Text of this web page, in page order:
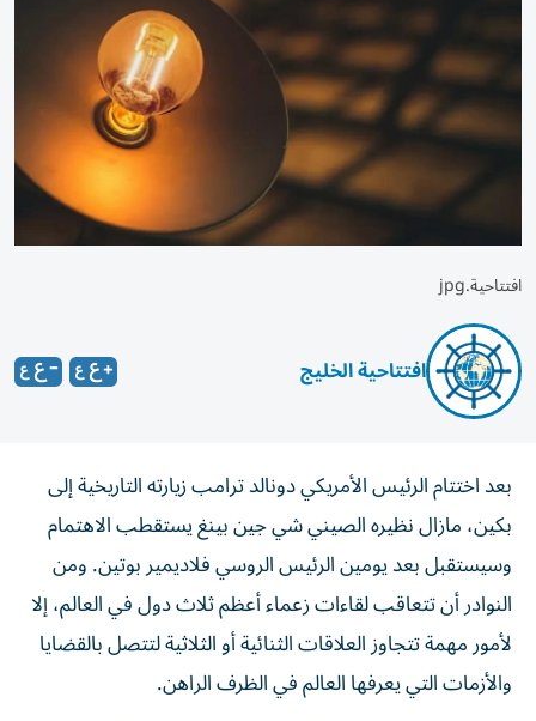
افتتاحية.jpg
افتتاحية الخليج
بعد اختتام الرئيس الأمريكي دونالد ترامب زيارته التاريخية إلى
بكين، مازال نظيره الصيني شي جين بينغ يستقطب الاهتمام
وسيستقبل بعد يومين الرئيس الروسي فلاديمير بوتين. ومن
النوادر أن تتعاقب لقاءات زعماء أعظم ثلاث دول في العالم، إلا
لأمور مهمة تتجاوز العلاقات الثنائية أو الثلاثية لتتصل بالقضايا
والأزمات التي يعرفها العالم في الظرف الراهن.